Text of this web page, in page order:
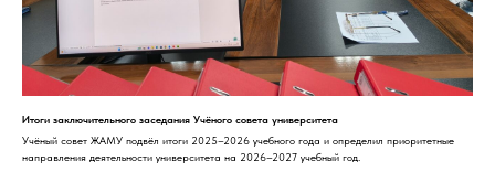
Итоги заключительного заседания Учёного совета университета
Учёный совет ЖАМУ подвёл итоги 2025–2026 учебного года и определил приоритетные
направления деятельности университета на 2026–2027 учебный год.